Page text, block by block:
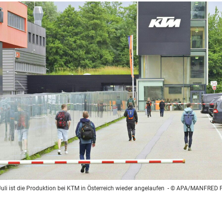
ist die Produktion bei KTM in Österreich wieder angelaufen - © APA/MANFRED